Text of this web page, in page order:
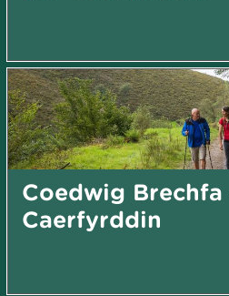
Coedwig Brechfa
Caerfyrddin